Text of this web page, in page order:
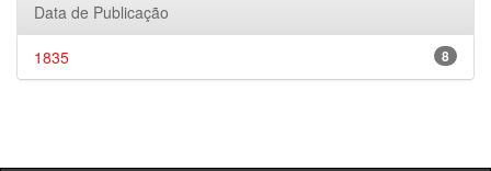
Data de Publicação
8
1835